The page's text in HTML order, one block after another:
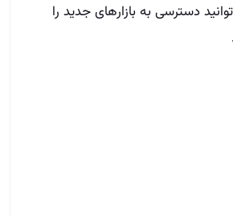
دسترسی به بازارهای جدید را